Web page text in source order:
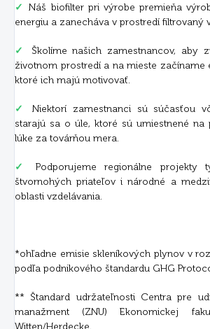
✓ Náš biofilter pri výrobe premieňa
energiu a zanecháva v prostredí filtrovaný
✓
Školíme našich zamestnancov, aby
životnom prostredí a na mieste začíname
ktoré ich majú motivovať.
✓
Niektorí zamestnanci sú súčasťou
starajú sa o úle, ktoré sú umiestnené na
lúke za továrňou mera.
✓
Podporujeme regionálne projekty
štvornohých priateľov i národné a
oblasti vzdelávania.
*ohľadne emisie skleníkových plynov v
podľa podnikového štandardu GHG
** Štandard udržateľnosti Centra pre
manažment (ZNU) Ekonomickej
Witten/Herdecke.